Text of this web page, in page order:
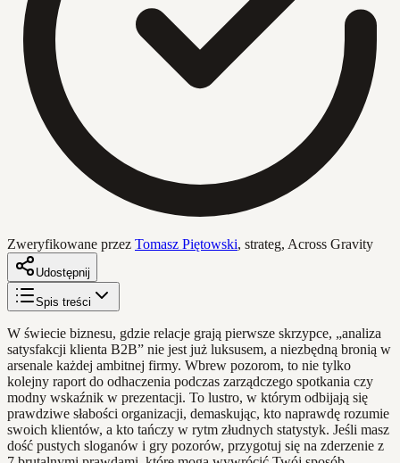
Zweryfikowane przez Tomasz Piętowski, strateg, Across Gravity
Udostępnij
Spis treści
W świecie biznesu, gdzie relacje grają pierwsze skrzypce, „analiza
satysfakcji klienta B2B” nie jest już luksusem, a niezbędną bronią w
arsenale każdej ambitnej firmy. Wbrew pozorom, to nie tylko
kolejny raport do odhaczenia podczas zarządczego spotkania czy
modny wskaźnik w prezentacji. To lustro, w którym odbijają się
prawdziwe słabości organizacji, demaskując, kto naprawdę rozumie
swoich klientów, a kto tańczy w rytm złudnych statystyk. Jeśli masz
dość pustych sloganów i gry pozorów, przygotuj się na zderzenie z